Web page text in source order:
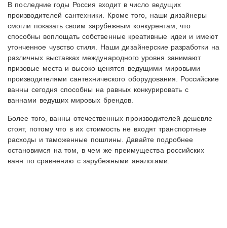
В последние годы Россия входит в число ведущих
производителей сантехники. Кроме того, наши дизайнеры
смогли показать своим зарубежным конкурентам, что
способны воплощать собственные креативные идеи и имеют
утонченное чувство стиля. Наши дизайнерские разработки на
различных выставках международного уровня занимают
призовые места и высоко ценятся ведущими мировыми
производителями сантехнического оборудования. Российские
ванны сегодня способны на равных конкурировать с
ваннами ведущих мировых брендов.
Более того, ванны отечественных производителей дешевле
стоят, потому что в их стоимость не входят транспортные
расходы и таможенные пошлины. Давайте подробнее
остановимся на том, в чем же преимущества российских
ванн по сравнению с зарубежными аналогами.